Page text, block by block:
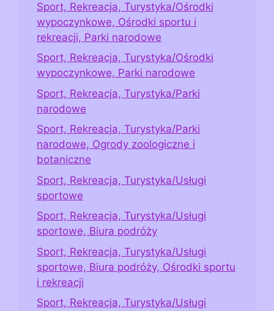
Sport, Rekreacja, Turystyka/Ośrodki
wypoczynkowe, Ośrodki sportu i
rekreacji, Parki narodowe
Sport, Rekreacja, Turystyka/Ośrodki
wypoczynkowe, Parki narodowe
Sport, Rekreacja, Turystyka/Parki
narodowe
Sport, Rekreacja, Turystyka/Parki
narodowe, Ogrody zoologiczne i
botaniczne
Sport, Rekreacja, Turystyka/Usługi
sportowe
Sport, Rekreacja, Turystyka/Usługi
sportowe, Biura podróży
Sport, Rekreacja, Turystyka/Usługi
sportowe, Biura podróży, Ośrodki sportu
i rekreacji
Sport, Rekreacja, Turystyka/Usługi